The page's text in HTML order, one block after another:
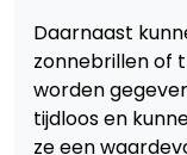
Daarnaast
zonnebrillen of
worden
tijdloos en
ze een